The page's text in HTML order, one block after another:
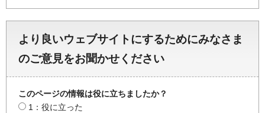
より良いウェブサイトにするためにみなさま
のご意見をお聞かせください
このページの情報は役に立ちましたか？
1：役に立った